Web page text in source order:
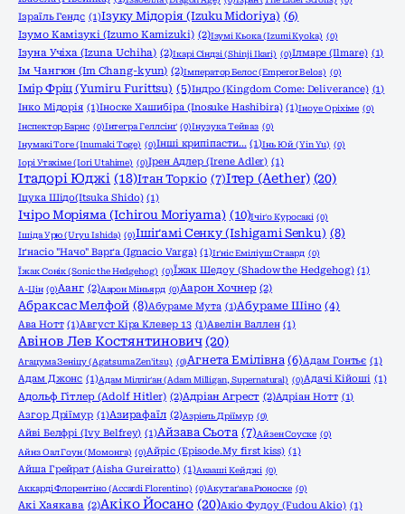
Ізраїль Гендс (1)Ізуку Мідорія (Izuku Midoriya) (6)
Ізумо Камізукі (Izumo Kamizuki) (2)Ізумі Кьока (Izumi Kyoka) (0)
Ізуна Учіха (Izuna Uchiha) (2)Ікарі Сіндзі (Shinji Ikari) (0)Ілмаре (Ilmare) (1)
Ім Чангюн (Im Chang-kyun) (2)Імператор Белос (Emperor Belos) (0)
Імір Фріц (Yumiru Furittsu) (5)Індро (Kingdom Come: Deliverance) (1)
Інко Мідорія (1)Іноске Хашибіра (Inosuke Hashibira) (1)Іноуе Оріхіме (0)
Інспектор Барнс (0)Інтегра Геллсінґ (0)Інузука Тейваз (0)
Інумакі Тоге (Inumaki Toge) (0)Інші крипіпасти... (1)Інь Юй (Yin Yu) (0)
Іорі Утахіме (Iori Utahime) (0)Ірен Адлер (Irene Adler) (1)
Ітадорі Юджі (18)Ітан Торкіо (7)Ітер (Aether) (20)
Іцука Шідо(Itsuka Shido) (1)
Ічіро Моріяма (Ichirou Moriyama) (10)Ічіґо Куросакі (0)
Ішіда Урю (Uryu Ishida) (0)Ішіґамі Сенку (Ishigami Senku) (8)
Іґнасіо "Начо" Варґа (Ignacio Varga) (1)Іґніс Еміліуш Стаард (0)
Їжак Сонік (Sonic the Hedgehog) (0)Їжак Шедоу (Shadow the Hedgehog) (1)
А-Цін (0)Аанг (2)Аарон Міньярд (0)Аарон Хочнер (2)
Абраксас Мелфой (8)Абураме Мута (1)Абураме Шіно (4)
Ава Нотт (1)Август Кіра Клевер 13 (1)Авелін Валлен (1)
Авінов Лев Костянтинович (20)
Агацума Зеніцу (Agatsuma Zen'itsu) (0)Агнета Емілівна (6)Адам Гонтьє (1)
Адам Джонс (1)Адам Мілліґан (Adam Milligan, Supernatural) (0)Адачі Кійоші (1)
Адольф Гітлер (Adolf Hitler) (2)Адріан Агрест (2)Адріан Нотт (1)
Азгор Дріїмур (1)Азирафаїл (2)Азріель Дріїмур (0)
Айві Белфрі (Ivy Belfrey) (1)Айзава Сьота (7)Айзен Соуске (0)
Айнз Оал Гоун (Момонга) (0)Айріс (Episode.My first kiss) (1)
Айша Грейрат (Aisha Gureiratto) (1)Акааші Кейджі (0)
Аккарді Флорентіно (Accardi Florentino) (0)Акутаґава Рюноске (0)
Акі Хаякава (2)Акіко Йосано (20)Акіо Фудоу (Fudou Akio) (1)